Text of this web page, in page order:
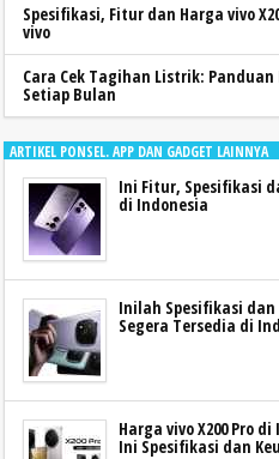
Spesifikasi, Fitur dan Harga vivo
vivo
Cara Cek Tagihan Listrik:
Setiap Bulan
ARTIKEL PONSEL. APP DAN GADGET LAINNYA
Ini Fitur, Spesifikasi
di Indonesia
Inilah Spesifikasi dan
Segera Tersedia di
Harga vivo X200 Pro
Ini Spesifikasi dan